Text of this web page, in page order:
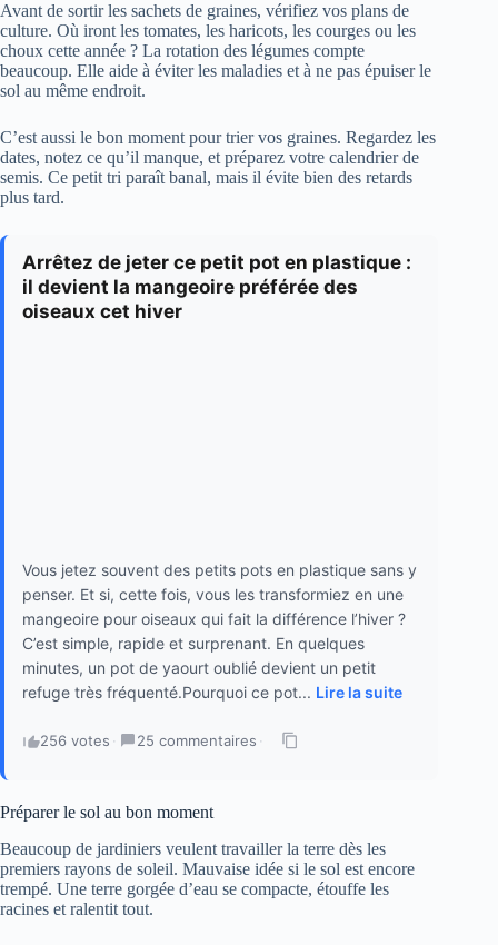
Avant de sortir les sachets de graines, vérifiez vos plans de
culture. Où iront les tomates, les haricots, les courges ou les
choux cette année ? La rotation des légumes compte
beaucoup. Elle aide à éviter les maladies et à ne pas épuiser le
sol au même endroit.
C’est aussi le bon moment pour trier vos graines. Regardez les
dates, notez ce qu’il manque, et préparez votre calendrier de
semis. Ce petit tri paraît banal, mais il évite bien des retards
plus tard.
Arrêtez de jeter ce petit pot en plastique :
il devient la mangeoire préférée des
oiseaux cet hiver
Vous jetez souvent des petits pots en plastique sans y
penser. Et si, cette fois, vous les transformiez en une
mangeoire pour oiseaux qui fait la différence l’hiver ?
C’est simple, rapide et surprenant. En quelques
minutes, un pot de yaourt oublié devient un petit
refuge très fréquenté.Pourquoi ce pot... Lire la suite
256 votes · 25 commentaires ·
Préparer le sol au bon moment
Beaucoup de jardiniers veulent travailler la terre dès les
premiers rayons de soleil. Mauvaise idée si le sol est encore
trempé. Une terre gorgée d’eau se compacte, étouffe les
racines et ralentit tout.